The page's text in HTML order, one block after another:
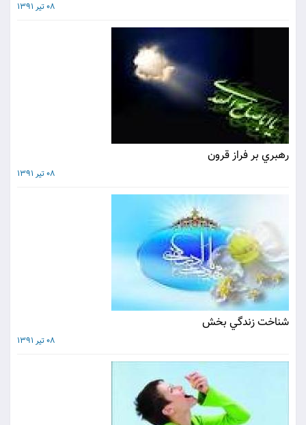
08 تیر 1391
رهبري بر فراز قرون
08 تیر 1391
شناخت زندگي بخش
08 تیر 1391